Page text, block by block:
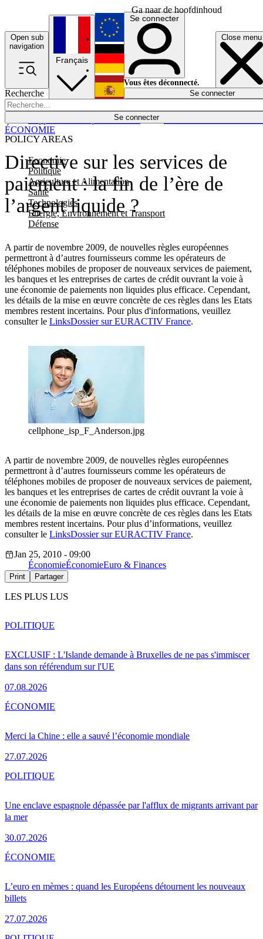
Ga naar de hoofdinhoud
Open sub
navigation
Close menu
Recherche
Se connecter
POLICY AREAS
Economie
Politique
Agriculture et Alimentation
Santé
Technologies
Energie, Environnement et Transport
Défense
Économie
Français
English
Deutsch
Español
Se connecter
Vous êtes déconnecté.
Se connecter
Directive sur les services de
paiement : la fin de l’ère de
l’argent liquide ?
A partir de novembre 2009, de nouvelles règles européennes
permettront à d’autres fournisseurs comme les opérateurs de
téléphones mobiles de proposer de nouveaux services de paiement,
les banques et les entreprises de cartes de crédit ouvrant la voie à
une économie de paiements non liquides plus efficace. Cependant,
les détails de la mise en œuvre concrète de ces règles dans les Etats
membres restent incertains. Pour plus d'informations, veuillez
consulter le LinksDossier sur EURACTIV France.
ÉCONOMIE
cellphone_isp_F_Anderson.jpg
A partir de novembre 2009, de nouvelles règles européennes
permettront à d’autres fournisseurs comme les opérateurs de
téléphones mobiles de proposer de nouveaux services de paiement,
les banques et les entreprises de cartes de crédit ouvrant la voie à
une économie de paiements non liquides plus efficace. Cependant,
les détails de la mise en œuvre concrète de ces règles dans les Etats
membres restent incertains. Pour plus d’informations, veuillez
consulter le LinksDossier sur EURACTIV France.
Jan 25, 2010 - 09:00
ÉconomieÉconomieEuro & Finances
Print Partager
LES PLUS LUS
EXCLUSIF : L'Islande demande à Bruxelles de ne pas s'immiscer
dans son référendum sur l'UE
07.08.2026
POLITIQUE
Merci la Chine : elle a sauvé l’économie mondiale
27.07.2026
ÉCONOMIE
Une enclave espagnole dépassée par l'afflux de migrants arrivant par
la mer
30.07.2026
POLITIQUE
L’euro en mèmes : quand les Européens détournent les nouveaux
billets
27.07.2026
ÉCONOMIE